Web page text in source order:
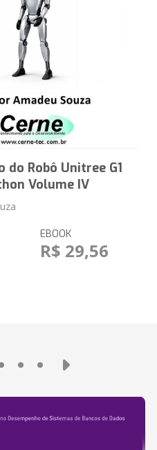
do Robô Unitree G1
Volume IV
EBOOK
R$ 29,56